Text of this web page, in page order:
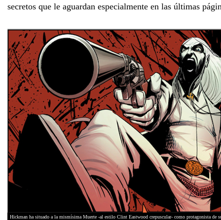
secretos que le aguardan especialmente en las últimas
Hickman ha situado a la mismísima Muerte -al estilo Clint Eastwood crepuscular- como protagonista de